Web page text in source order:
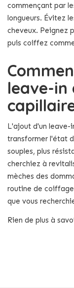
commençant par
longueurs. Évitez
cheveux. Peignez
puis coiffez
leave-in
L'ajout d'un leave-
transformer l'état
souples, plus
cherchiez à
mèches des
routine de
que vous
Rien de plus à